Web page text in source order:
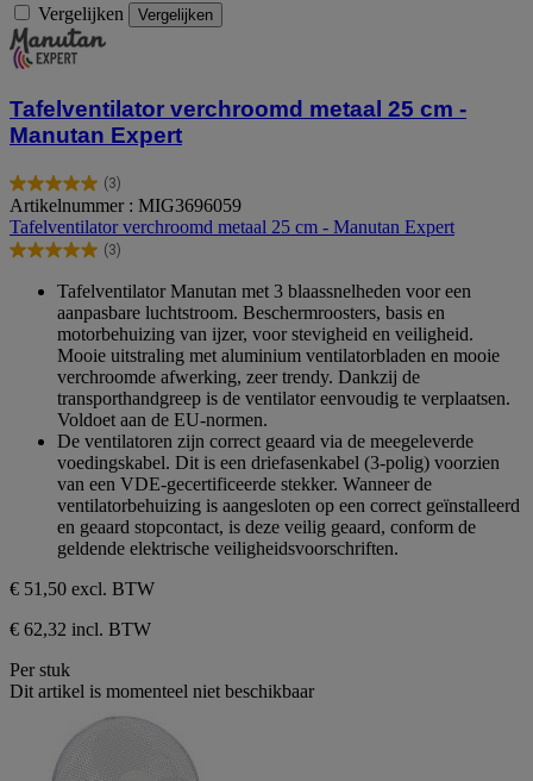
Vergelijken Vergelijken
Tafelventilator verchroomd metaal 25 cm -
Manutan Expert
(3)
5.0
van
de
5
beoordelingen
Artikelnummer : MIG3696059
Tafelventilator verchroomd metaal 25 cm - Manutan Expert
(3)
5.0
sterren.
beoordelingen
Tafelventilator Manutan met 3 blaassnelheden voor een
aanpasbare luchtstroom. Beschermroosters, basis en
motorbehuizing van ijzer, voor stevigheid en veiligheid.
Mooie uitstraling met aluminium ventilatorbladen en mooie
verchroomde afwerking, zeer trendy. Dankzij de
transporthandgreep is de ventilator eenvoudig te verplaatsen.
Voldoet aan de EU-normen.
De ventilatoren zijn correct geaard via de meegeleverde
voedingskabel. Dit is een driefasenkabel (3-polig) voorzien
van een VDE-gecertificeerde stekker. Wanneer de
ventilatorbehuizing is aangesloten op een correct geïnstalleerd
en geaard stopcontact, is deze veilig geaard, conform de
geldende elektrische veiligheidsvoorschriften.
€ 51,50 excl. BTW
€ 62,32 incl. BTW
Per stuk
Dit artikel is momenteel niet beschikbaar